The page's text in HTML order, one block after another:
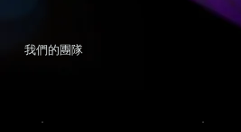
我們的團隊